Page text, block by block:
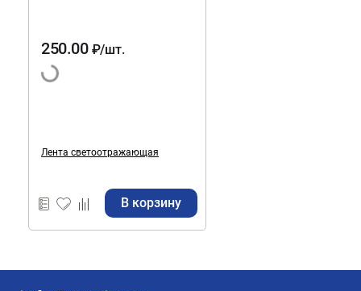
250.00 ₽/шт.
Лента светоотражающая
В корзину